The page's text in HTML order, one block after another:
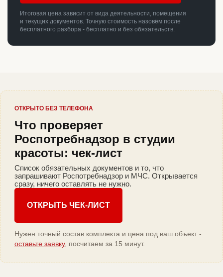
Итоговая цена зависит от вида деятельности, помещения
и текущих документов. Точную стоимость назовём после
бесплатного разбора - бесплатно и без обязательств.
ОТКРЫТО БЕЗ ТЕЛЕФОНА
Что проверяет
Роспотребнадзор в студии
красоты: чек-лист
Список обязательных документов и то, что
запрашивают Роспотребнадзор и МЧС. Открывается
сразу, ничего оставлять не нужно.
ОТКРЫТЬ ЧЕК-ЛИСТ
Нужен точный состав комплекта и цена под ваш объект -
оставьте заявку, посчитаем за 15 минут.